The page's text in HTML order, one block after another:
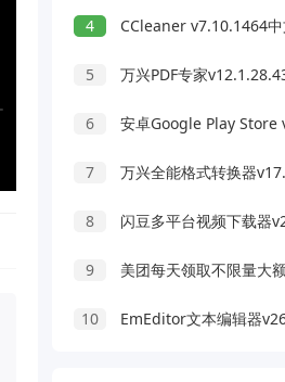
4 CCleaner v7.10.1464
5 万兴PDF专家
6 安卓Google Play Store
7 万兴全能格式转换器
8 闪豆多平台视频下载器
9 美团每天领取不限量大
10 EmEditor文本编辑器